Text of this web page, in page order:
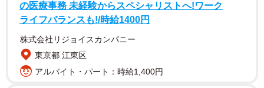
の医療事務 未経験からスペシャリストへ!ワーク
ライフバランスも!/時給1400円
株式会社リジョイスカンパニー
東京都 江東区
アルバイト・パート：時給1,400円